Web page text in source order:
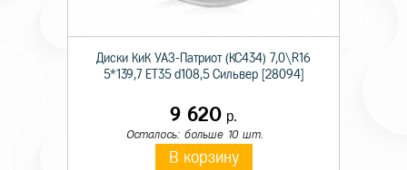
Диски КиК УАЗ-Патриот (КС434) 7,0\R16
5*139,7 ET35 d108,5 Сильвер [28094]
9 620 р.
Осталось: больше 10 шт.
В корзину